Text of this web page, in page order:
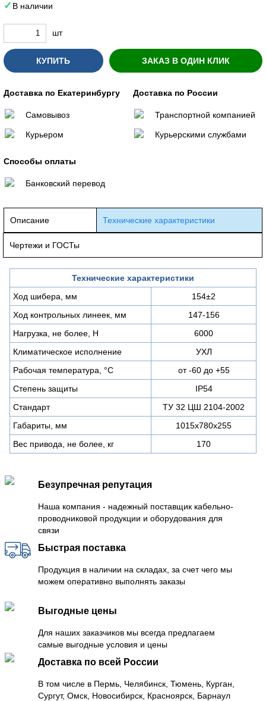
В наличии
шт
КУПИТЬ ЗАКАЗ В ОДИН КЛИК
Доставка по Екатеринбургу
Самовывоз
Курьером
Доставка по России
Транспортной компанией
Курьерскими службами
Способы оплаты
Банковский перевод
Описание Технические характеристики
Чертежи и ГОСТы
Технические характеристики
Ход шибера, мм
154±2
Ход контрольных линеек, мм
147-156
Нагрузка, не более, Н
6000
Климатическое исполнение
УХЛ
Рабочая температура, °C
от -60 до +55
Степень защиты
IP54
Стандарт
ТУ 32 ЦШ 2104-2002
Габариты, мм
1015х780х255
Вес привода, не более, кг
170
Безупречная репутация
Наша компания - надежный поставщик кабельно-
проводниковой продукции и оборудования для
связи
Быстрая поставка
Продукция в наличии на складах, за счет чего мы
можем оперативно выполнять заказы
Выгодные цены
Для наших заказчиков мы всегда предлагаем
самые выгодные условия и цены
Доставка по всей России
В том числе в Пермь, Челябинск, Тюмень, Курган,
Сургут, Омск, Новосибирск, Красноярск, Барнаул